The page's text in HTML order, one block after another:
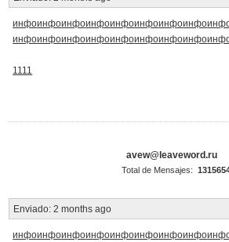
инфоинфоинфоинфоинфоинфоинфоинфо
инфоинфоинфоинфоинфоинфоинфоинфо
1111
avew@leaveword.ru
Total de Mensajes:
Enviado: 2 months ago
инфоинфоинфоинфоинфоинфоинфоинфо